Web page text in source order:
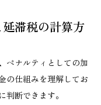
滞税の計算方
ペナルティとしての加
の仕組みを理解してお
判断できます。